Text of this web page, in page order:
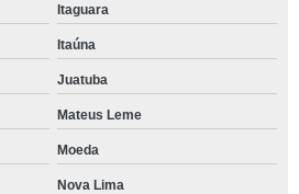
Itaguara
Itaúna
Juatuba
Mateus Leme
Moeda
Nova Lima